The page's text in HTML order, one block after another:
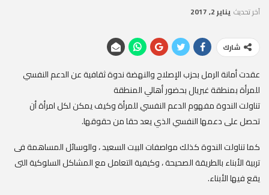
آخر تحديث يناير 2, 2017
شارك
عقدت أمانة الرمل بحزب الإصلاح والنهضة ندوة ثقافية عن الدعم النفسي
للمرأة بمنطقة غبريال بحضور أهالي المنطقة
تناولت الندوة مفهوم الدعم النفسي للمرأة وكيف يمكن لكل امرأة أن
تحصل على دعمها النفسي الذي يعد حقا من حقوقها.
كما تناولت الندوة كذلك مواصفات البيت السعيد ، والوسائل المساهمة فى
تربية الأبناء بالطريقة الصحيحة ، وكيفية التعامل مع المشاكل السلوكية التى
يقع فيها الأبناء.